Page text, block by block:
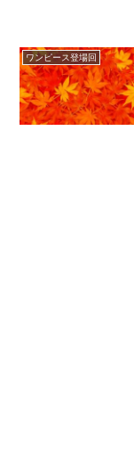
ワンピース登場回